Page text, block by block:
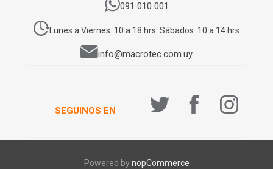
091 010 001
Lunes a Viernes: 10 a 18 hrs. Sábados: 10 a 14 hrs
info@macrotec.com.uy
SEGUINOS EN
Powered bynopCommerce